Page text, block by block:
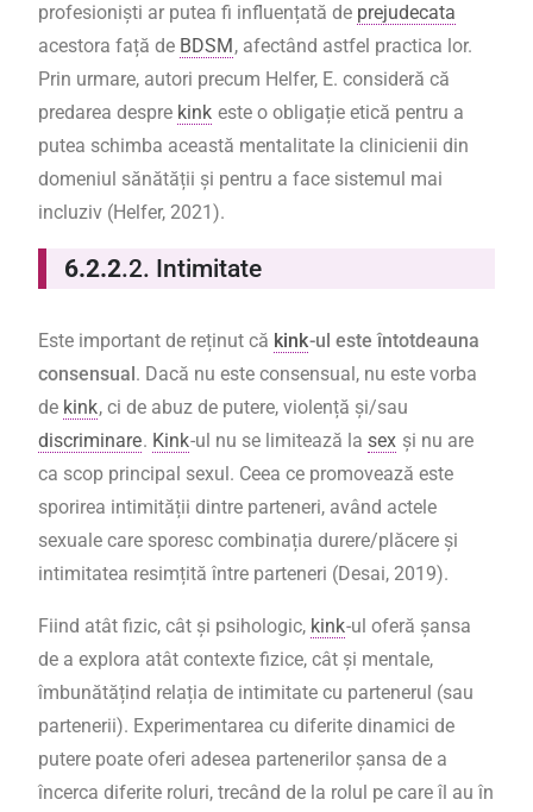
profesioniști ar putea fi influențată de prejudecata
acestora față de BDSM, afectând astfel practica lor.
Prin urmare, autori precum Helfer, E. consideră că
predarea despre kink este o obligație etică pentru a
putea schimba această mentalitate la clinicienii din
domeniul sănătății și pentru a face sistemul mai
incluziv (Helfer, 2021).
6.2.2.2. Intimitate
Este important de reținut că kink-ul este întotdeauna
consensual. Dacă nu este consensual, nu este vorba
de kink, ci de abuz de putere, violență și/sau
discriminare. Kink-ul nu se limitează la sex și nu are
ca scop principal sexul. Ceea ce promovează este
sporirea intimității dintre parteneri, având actele
sexuale care sporesc combinația durere/plăcere și
intimitatea resimțită între parteneri (Desai, 2019).
Fiind atât fizic, cât și psihologic, kink-ul oferă șansa
de a explora atât contexte fizice, cât și mentale,
îmbunătățind relația de intimitate cu partenerul (sau
partenerii). Experimentarea cu diferite dinamici de
putere poate oferi adesea partenerilor șansa de a
încerca diferite roluri, trecând de la rolul pe care îl au în